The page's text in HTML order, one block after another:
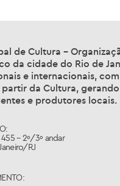
de Cultura –
da cidade do Rio de
e internacionais,
da Cultura,
e produtores locais.
– 2º/3º andar
RJ